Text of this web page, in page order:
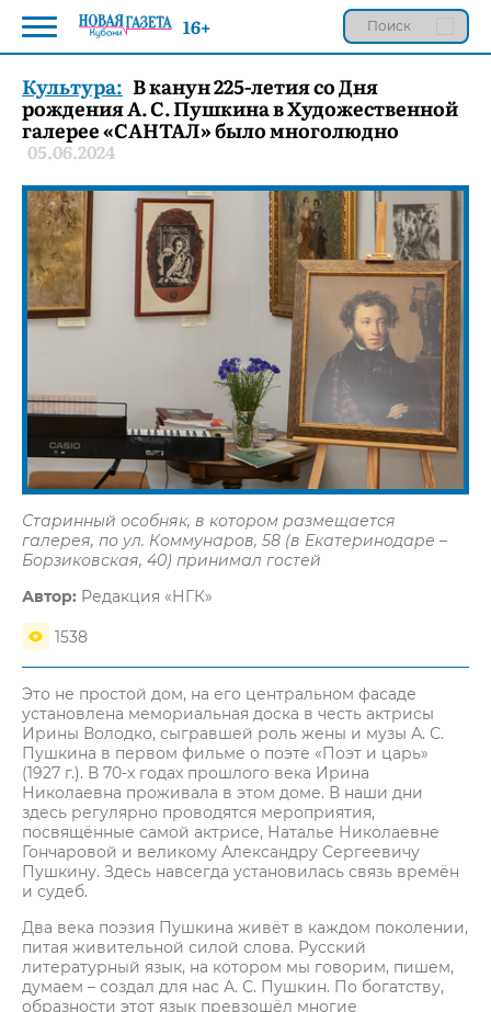
Культура: В канун 225-летия со Дня
рождения А. С. Пушкина в Художественной
галерее «САНТАЛ» было многолюдно
05.06.2024
Старинный особняк, в котором размещается
галерея, по ул. Коммунаров, 58 (в Екатеринодаре –
Борзиковская, 40) принимал гостей
Автор: Редакция «НГК»
1538
Это не простой дом, на его центральном фасаде
установлена мемориальная доска в честь актрисы
Ирины Володко, сыгравшей роль жены и музы А. С.
Пушкина в первом фильме о поэте «Поэт и царь»
(1927 г.). В 70-х годах прошлого века Ирина
Николаевна проживала в этом доме. В наши дни
здесь регулярно проводятся мероприятия,
посвящённые самой актрисе, Наталье Николаевне
Гончаровой и великому Александру Сергеевичу
Пушкину. Здесь навсегда установилась связь времён
и судеб.
Два века поэзия Пушкина живёт в каждом поколении,
питая живительной силой слова. Русский
литературный язык, на котором мы говорим, пишем,
думаем – создал для нас А. С. Пушкин. По богатству,
образности этот язык превзошёл многие
16+